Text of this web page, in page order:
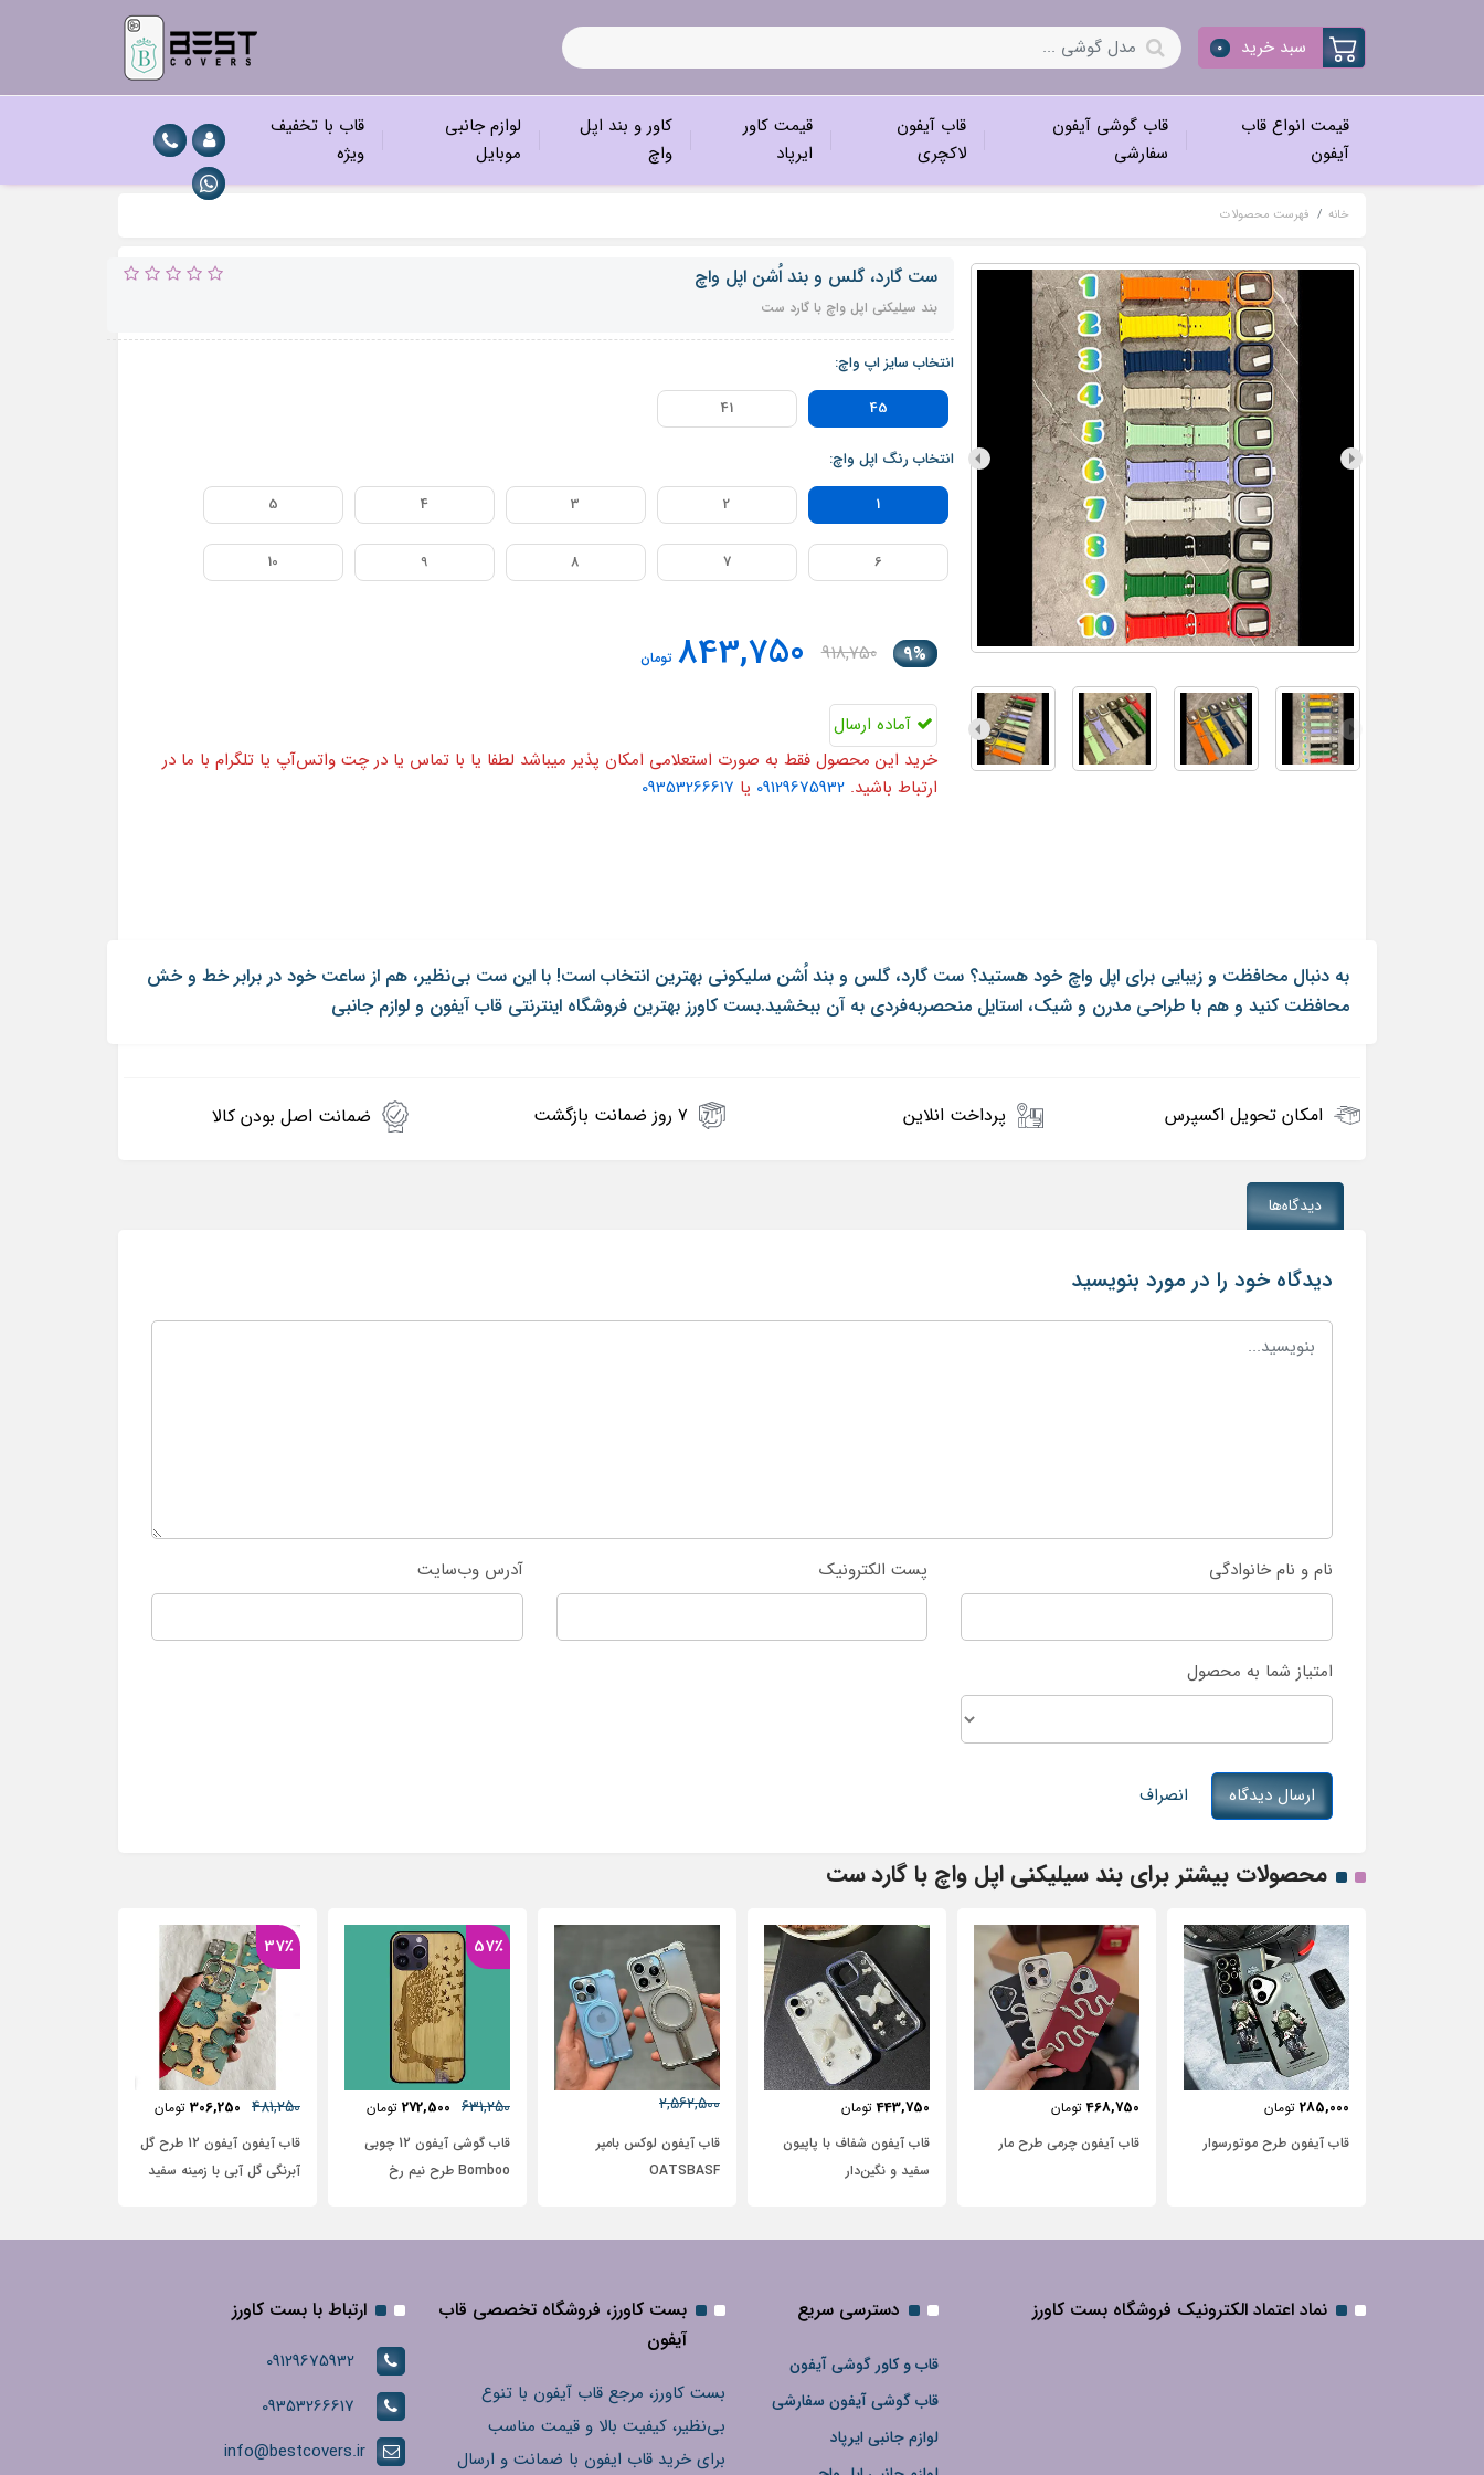
سبد خرید 0
قیمت انواع قاب
آیفون
قاب گوشی آیفون
سفارشی
قاب آیفون
لاکچری
قیمت کاور
ایرپاد
کاور و بند اپل
واچ
لوازم جانبی
موبایل
قاب با تخفیف
ویژه
خانه فهرست محصولات
ست گارد، گلس و بند اُشن اپل واچ
بند سیلیکنی اپل واچ با گارد ست
انتخاب سایز اپ واچ:
45
41
انتخاب رنگ اپل واچ:
1
2
3
4
5
6
7
8
9
10
9%
918,750
843,750 تومان
آماده ارسال
خرید این محصول فقط به صورت استعلامی امکان پذیر میباشد لطفا یا با تماس یا در چت واتس‌آپ یا تلگرام با ما در
ارتباط باشید.09129675932 یا 09353266617
به دنبال محافظت و زیبایی برای اپل واچ خود هستید؟ ست گارد، گلس و بند اُشن سلیکونی بهترین انتخاب است! با این ست بی‌نظیر، هم از ساعت خود در برابر خط و خش
محافظت کنید و هم با طراحی مدرن و شیک، استایل منحصربه‌فردی به آن ببخشید.بست کاورز بهترین فروشگاه اینترنتی قاب آیفون و لوازم جانبی
امکان تحویل اکسپرس پرداخت انلاین ۷ روز ضمانت بازگشت ضمانت اصل بودن کالا
دیدگاه‌ها
دیدگاه خود را در مورد بنویسید
نام و نام خانوادگی پست الکترونیک آدرس وب‌سایت
امتیاز شما به محصول
ارسال دیدگاه انصراف
محصولات بیشتر برای بند سیلیکنی اپل واچ با گارد ست
468,750 تومان
قاب آیفون چرمی طرح مار
443,750 تومان
قاب آیفون شفاف با پاپیون
2,562,500
2,950,000 تومان
قاب آیفون لوکس بامپر
OATSBASF
57٪
631,250
قاب گوشی آیفون 12 چوبی
Bomboo طرح نیم رخ
37٪
481,250
306,250 تومان
قاب آیفون آیفون 12 طرح گل
آبرنگی گل آبی با زمینه سفید
285,000 تومان
قاب آیفون طرح موتور‌سوار
نماد اعتماد الکترونیک فروشگاه بست کاورز دسترسی سریع
قاب و کاور گوشی آیفون
قاب گوشی آیفون سفارشی
لوازم جانبی ایرپاد
بست کاورز، فروشگاه تخصصی قاب
آیفون
بست کاورز، مرجع قاب آیفون با تنوع
بی‌نظیر، کیفیت بالا و قیمت مناسب
برای خرید قاب ایفون با ضمانت و ارسال
ارتباط با بست کاورز
09129675932
09353266617
info@bestcovers.ir